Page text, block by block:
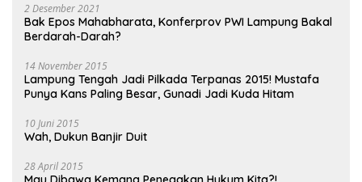
2 Desember 2021
Bak Epos Mahabharata, Konferprov PWI Lampung Bakal
Berdarah-Darah?
14 November 2015
Lampung Tengah Jadi Pilkada Terpanas 2015! Mustafa
Punya Kans Paling Besar, Gunadi Jadi Kuda Hitam
10 Juni 2015
Wah, Dukun Banjir Duit
28 April 2015